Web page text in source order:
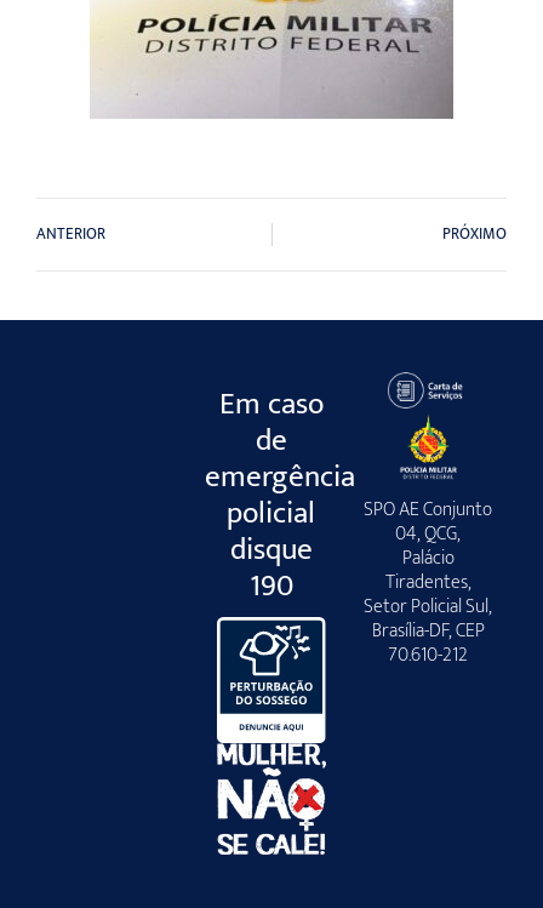
ANTERIOR PRÓXIMO
Em caso
de
emergência
policial
disque
190
SPO AE Conjunto
04, QCG,
Palácio
Tiradentes,
Setor Policial Sul,
Brasília-DF, CEP
70.610-212